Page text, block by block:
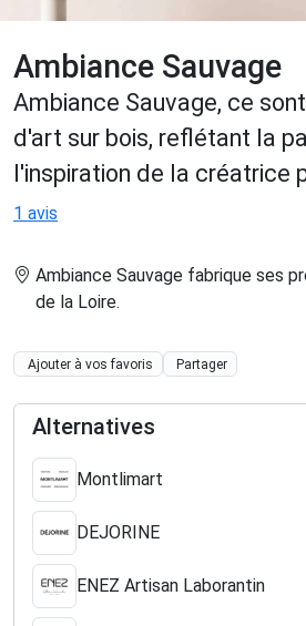
Ambiance Sauvage
Ambiance Sauvage, ce
d'art sur bois, reflétant la
l'inspiration de la créatrice
1 avis
Ambiance Sauvage fabrique ses
de la Loire.
Ajouter à vos favoris Partager
Alternatives
Montlimart
DEJORINE
ENEZ Artisan Laborantin